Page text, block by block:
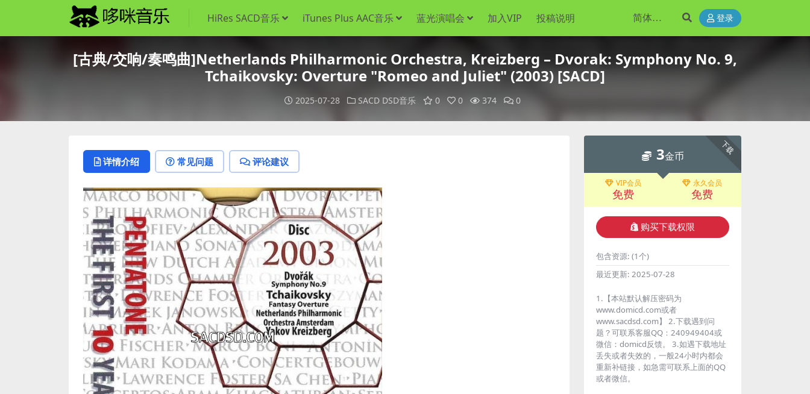
HiRes SACD音乐 iTunes Plus AAC音乐 蓝光演唱会 加入VIP 投稿说明 登录
[古典/交响/奏鸣曲]Netherlands Philharmonic Orchestra, Kreizberg – Dvorak: Symphony No. 9,
Tchaikovsky: Overture "Romeo and Juliet" (2003) [SACD]
2025-07-28 SACD DSD音乐 0 0 374 0
详情介绍 常见问题 评论建议
下载
3金币
VIP会员
免费
永久会员
免费
购买下载权限
包含资源: (1个)
最近更新: 2025-07-28
1.【本站默认解压密码为
www.domicd.com或者
www.sacdsd.com】 2.下载遇到问
题？可联系客服QQ：240949404或
微信：domicd反馈。 3.如遇下载地址
丢失或者失效的，一般24小时内都会
重新补链接，如急需可联系上面的QQ
或者微信。